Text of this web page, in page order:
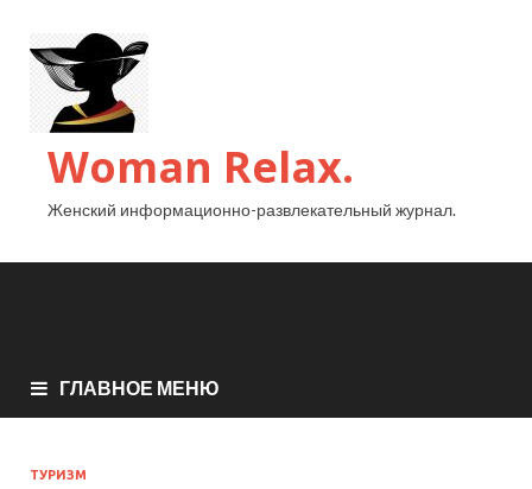
Woman Relax.
Женский информационно-развлекательный журнал.
ГЛАВНОЕ МЕНЮ
ТУРИЗМ